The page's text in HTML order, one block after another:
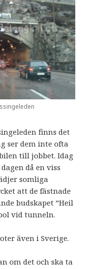
finns det
ser dem inte ofta
till jobbet. Idag
då en viss
somliga
att de fästnade
budskapet ”Heil
vid tunneln.
även i Sverige.
om det och ska ta